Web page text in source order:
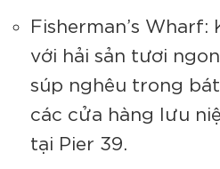
Fisherman’s
với hải sản tươi
súp nghêu trong
các cửa hàng lưu
tại Pier 39.